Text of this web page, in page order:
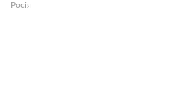
Росія